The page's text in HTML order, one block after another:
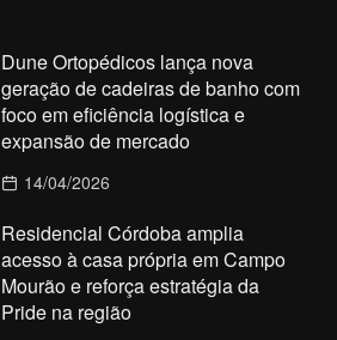
Dune Ortopédicos lança nova
geração de cadeiras de banho com
foco em eficiência logística e
expansão de mercado
14/04/2026
Residencial Córdoba amplia
acesso à casa própria em Campo
Mourão e reforça estratégia da
Pride na região